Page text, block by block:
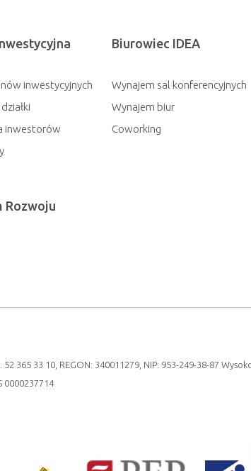
inwestycyjnych
inwestorów
Biurowiec IDEA
Wynajem sal konferencyjnych
Wynajem biur
Coworking
Rozwoju
33 10, REGON: 340011279, NIP: 953-249-38-87
0000237714